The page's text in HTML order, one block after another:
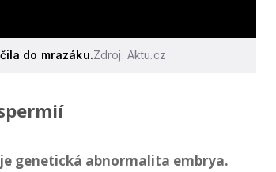
do mrazáku.Zdroj: Aktu.cz
genetická abnormalita embrya.